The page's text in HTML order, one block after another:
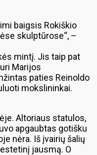
baigsis Rokiškio
skulptūrose“, –
mintį. Jis taip pat
Marijos
paties Reinoldo
mokslininkai.
Altoriaus statulos,
apgaubtas gotišku
nėra. Iš įvairių šalių
jausmą. O